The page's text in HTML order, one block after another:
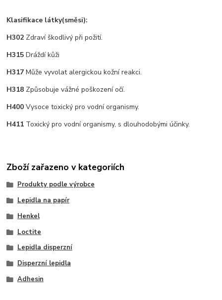
Klasifikace látky(směsi):
H302 Zdraví škodlivý při požití.
H315Dráždí kůži
H317Může vyvolat alergickou kožní reakci.
H318 Způsobuje vážné poškození očí.
H400Vysoce toxický pro vodní organismy.
H411 Toxický pro vodní organismy, s dlouhodobými účinky.
Zboží zařazeno v kategoriích
Produkty podle výrobce
Lepidla na papír
Henkel
Loctite
Lepidla disperzní
Disperzní lepidla
Adhesin